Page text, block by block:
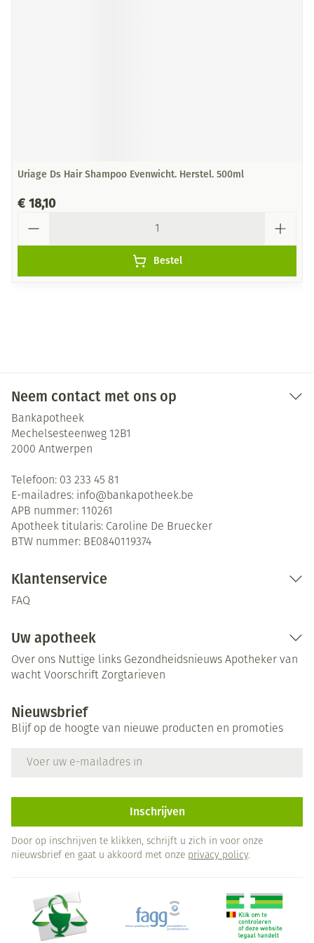
Uriage Ds Hair Shampoo Evenwicht. Herstel. 500ml
€ 18,10
Bestel
Neem contact met ons op
Bankapotheek
Mechelsesteenweg 12B1
2000 Antwerpen
Telefoon: 03 233 45 81
E-mailadres: info@bankapotheek.be
APB nummer: 110261
Apotheek titularis: Caroline De Bruecker
BTW nummer: BE0840119374
Klantenservice
FAQ
Uw apotheek
Over ons Nuttige links Gezondheidsnieuws Apotheker van
wacht Voorschrift Zorgtarieven
Nieuwsbrief
Blijf op de hoogte van nieuwe producten en promoties
Inschrijven
Door op inschrijven te klikken, schrijft u zich in voor onze
nieuwsbrief en gaat u akkoord met onze privacy policy.